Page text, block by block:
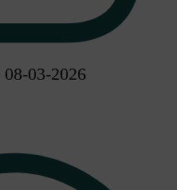
08-03-2026